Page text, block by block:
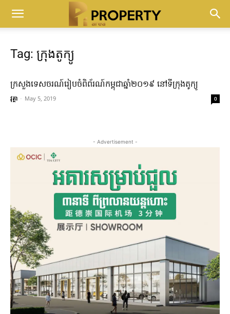
Tag: ក្រុងតូក្យូ
ក្រសួងទេសចរណ៍រៀបចំពិព័រណ៍កម្ពុជាឆ្នាំ២០១៩ នៅទីក្រុងតូក្យូ
វុត្ថា - May 5, 2019 0
- Advertisement -